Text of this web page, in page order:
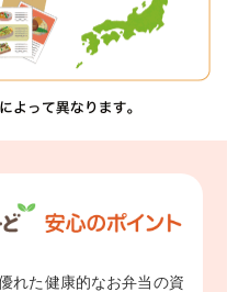
れた健康的なお弁当の資